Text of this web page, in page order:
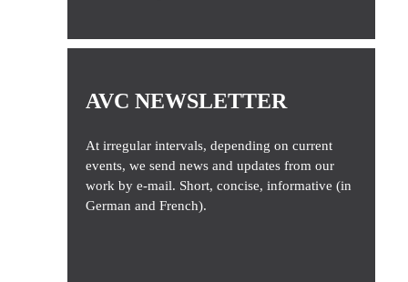
AVC NEWSLETTER
At irregular intervals, depending on current
events, we send news and updates from our
work by e-mail. Short, concise, informative (in
German and French).